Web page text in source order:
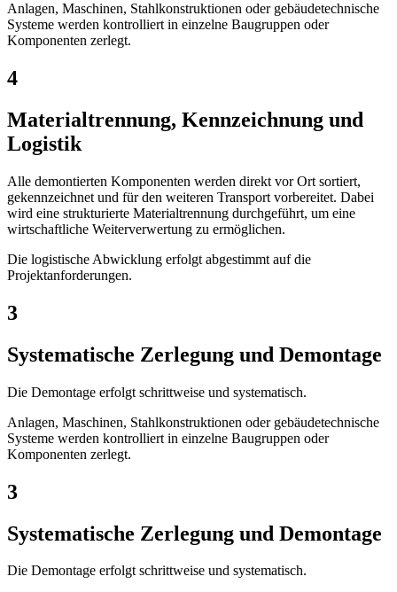
Anlagen, Maschinen, Stahlkonstruktionen oder gebäudetechnische
Systeme werden kontrolliert in einzelne Baugruppen oder
Komponenten zerlegt.
4
Materialtrennung, Kennzeichnung und
Logistik
Alle demontierten Komponenten werden direkt vor Ort sortiert,
gekennzeichnet und für den weiteren Transport vorbereitet. Dabei
wird eine strukturierte Materialtrennung durchgeführt, um eine
wirtschaftliche Weiterverwertung zu ermöglichen.
Die logistische Abwicklung erfolgt abgestimmt auf die
Projektanforderungen.
3
Systematische Zerlegung und Demontage
Die Demontage erfolgt schrittweise und systematisch.
Anlagen, Maschinen, Stahlkonstruktionen oder gebäudetechnische
Systeme werden kontrolliert in einzelne Baugruppen oder
Komponenten zerlegt.
3
Systematische Zerlegung und Demontage
Die Demontage erfolgt schrittweise und systematisch.